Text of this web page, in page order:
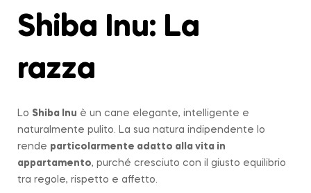
Shiba Inu: La
razza
Lo Shiba Inu è un cane elegante, intelligente e
naturalmente pulito. La sua natura indipendente lo
rende particolarmente adatto alla vita in
appartamento, purché cresciuto con il giusto equilibrio
tra regole, rispetto e affetto.